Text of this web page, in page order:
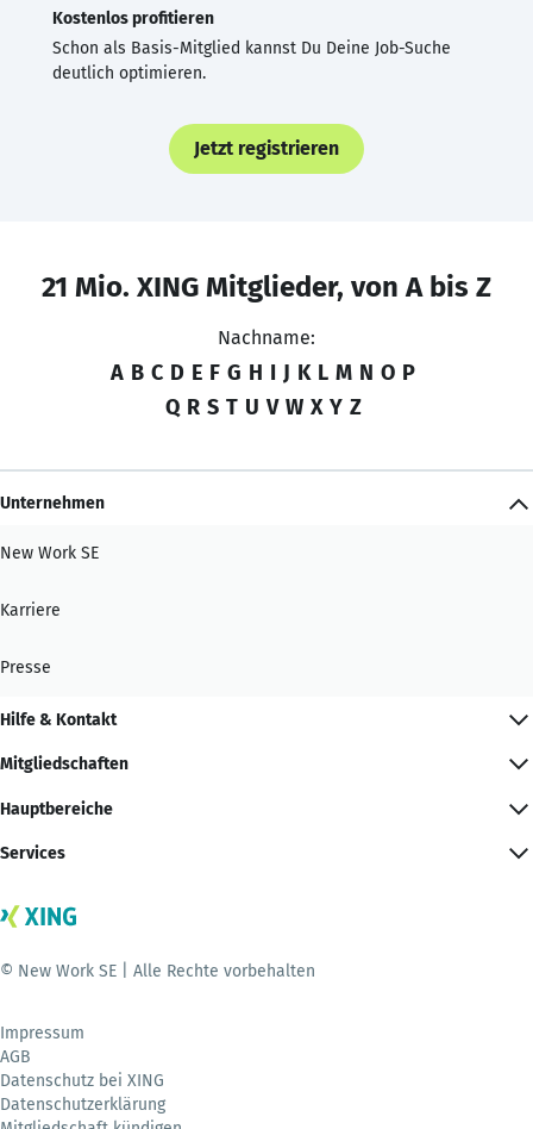
Kostenlos profitieren
Schon als Basis-Mitglied kannst Du Deine Job-Suche
deutlich optimieren.
Jetzt registrieren
21 Mio. XING Mitglieder, von A bis Z
Nachname:
A B C D E F G H I J K L M N O P
Q R S T U V W X Y Z
Unternehmen
New Work SE
Karriere
Presse
Hilfe & Kontakt
Mitgliedschaften
Hauptbereiche
Services
© New Work SE | Alle Rechte vorbehalten
Impressum
AGB
Datenschutz bei XING
Datenschutzerklärung